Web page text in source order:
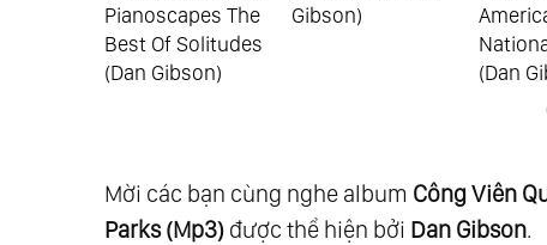
Gibson)
America’s Great
Mời các bạn cùng nghe album Công Viên
Parks (Mp3) được thể hiện bởi Dan Gibson.